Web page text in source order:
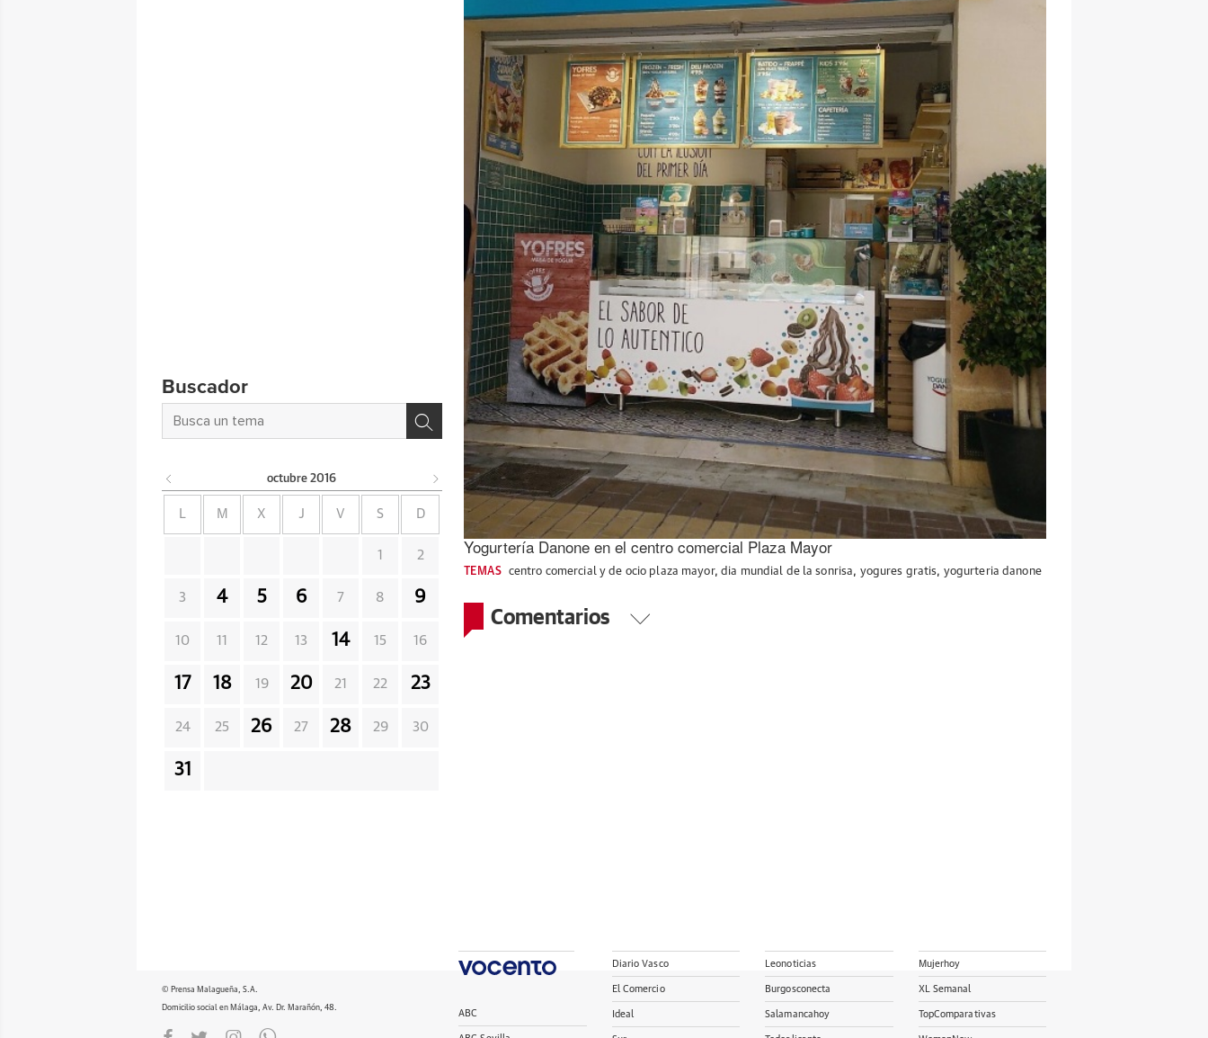
Yogurtería Danone en el centro comercial Plaza Mayor
TEMAS centro comercial y de ocio plaza mayor, dia mundial de la sonrisa, yogures gratis, yogurteria danone
Comentarios
Buscador
octubre 2016
L M X J V S D
1 2
3 4 5 6 7 8 9
10 11 12 13 14 15 16
17 18 19 20 21 22 23
24 25 26 27 28 29 30
31
© Prensa Malagueña, S.A.
Domicilio social en Málaga, Av. Dr. Marañón, 48.
ABC
Diario Vasco
El Comercio
Ideal
Leonoticias
Burgosconecta
Salamancahoy
Mujerhoy
XL Semanal
TopComparativas